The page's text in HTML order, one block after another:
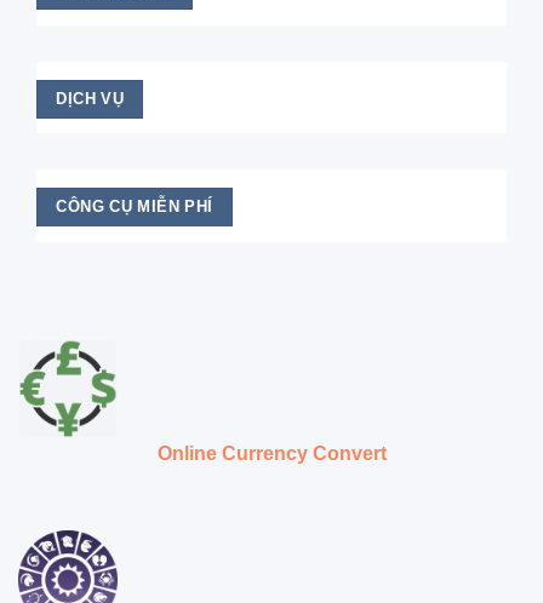
DỊCH VỤ
CÔNG CỤ MIỄN PHÍ
Online Currency Convert